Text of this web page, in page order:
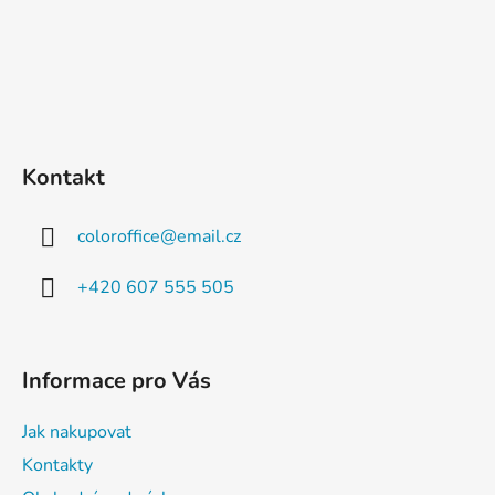
Kontakt
coloroffice@email.cz
+420 607 555 505
Informace pro Vás
Jak nakupovat
Kontakty